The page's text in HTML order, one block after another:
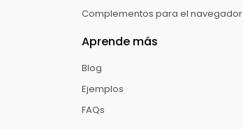
Complementos para el navegador
Aprende más
Blog
Ejemplos
FAQs